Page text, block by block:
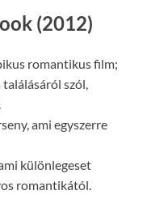
(2012)
romantikus film;
szól,
ami egyszerre
különlegeset
romantikától.